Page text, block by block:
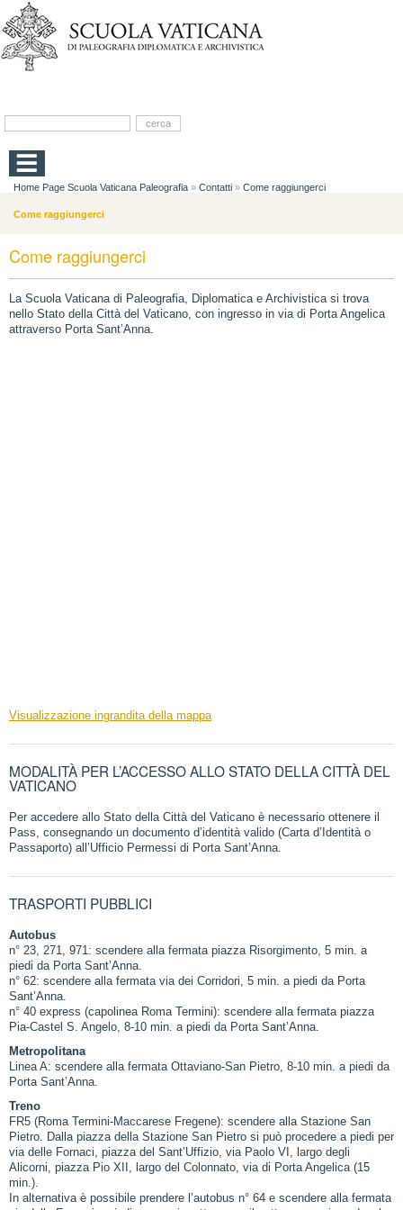
Home Page Scuola Vaticana Paleografia » Contatti » Come raggiungerci
Come raggiungerci
Come raggiungerci
La Scuola Vaticana di Paleografia, Diplomatica e Archivistica si trova
nello Stato della Città del Vaticano, con ingresso in via di Porta Angelica
attraverso Porta Sant’Anna.
Visualizzazione ingrandita della mappa
MODALITÀ PER L’ACCESSO ALLO STATO DELLA CITTÀ DEL
VATICANO
Per accedere allo Stato della Città del Vaticano è necessario ottenere il
Pass, consegnando un documento d’identità valido (Carta d’Identità o
Passaporto) all’Ufficio Permessi di Porta Sant’Anna.
TRASPORTI PUBBLICI
Autobus
n° 23, 271, 971: scendere alla fermata piazza Risorgimento, 5 min. a
piedi da Porta Sant’Anna.
n° 62: scendere alla fermata via dei Corridori, 5 min. a piedi da Porta
Sant’Anna.
n° 40 express (capolinea Roma Termini): scendere alla fermata piazza
Pia-Castel S. Angelo, 8-10 min. a piedi da Porta Sant’Anna.
Metropolitana
Linea A: scendere alla fermata Ottaviano-San Pietro, 8-10 min. a piedi da
Porta Sant’Anna.
Treno
FR5 (Roma Termini-Maccarese Fregene): scendere alla Stazione San
Pietro. Dalla piazza della Stazione San Pietro si può procedere a piedi per
via delle Fornaci, piazza del Sant’Uffizio, via Paolo VI, largo degli
Alicorni, piazza Pio XII, largo del Colonnato, via di Porta Angelica (15
min.).
In alternativa è possibile prendere l’autobus n° 64 e scendere alla fermata